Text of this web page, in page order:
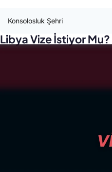
Konsolosluk Şehri
Libya Vize İstiyor Mu?